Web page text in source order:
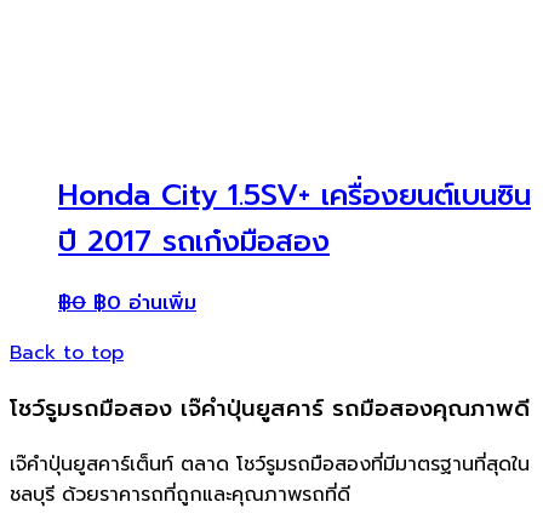
Honda City 1.5SV+ เครื่องยนต์เบนซิน
ปี 2017 รถเก๋งมือสอง
฿0 ฿0 อ่านเพิ่ม
Back to top
โชว์รูมรถมือสอง เจ๊คำปุ่นยูสคาร์ รถมือสองคุณภาพดี
เจ๊คำปุ่นยูสคาร์เต็นท์ ตลาด โชว์รูมรถมือสองที่มีมาตรฐานที่สุดใน
ชลบุรี ด้วยราคารถที่ถูกและคุณภาพรถที่ดี